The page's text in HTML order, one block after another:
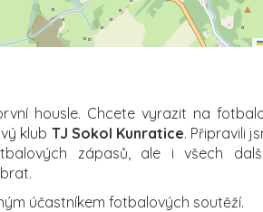
housle. Chcete vyrazit na
klub TJ Sokol Kunratice. Připravili
zápasů, ale i všech
účastníkem fotbalových soutěží.